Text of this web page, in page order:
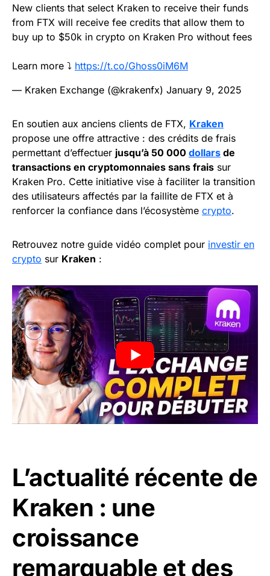
New clients that select Kraken to receive their funds
from FTX will receive fee credits that allow them to
buy up to $50k in crypto on Kraken Pro without fees
Learn more ⤵️ https://t.co/Ghoss0iM6M
— Kraken Exchange (@krakenfx) January 9, 2025
En soutien aux anciens clients de FTX, Kraken
propose une offre attractive : des crédits de frais
permettant d’effectuer jusqu’à 50 000 dollars de
transactions en cryptomonnaies sans frais sur
Kraken Pro. Cette initiative vise à faciliter la transition
des utilisateurs affectés par la faillite de FTX et à
renforcer la confiance dans l’écosystème crypto.
Retrouvez notre guide vidéo complet pour investir en
crypto sur Kraken :
L’actualité récente de
Kraken : une
croissance
remarquable et des